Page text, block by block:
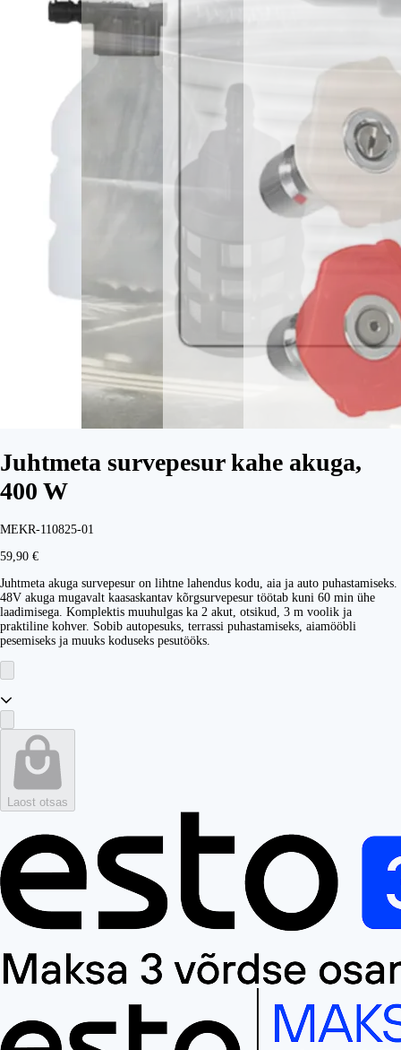
Juhtmeta survepesur kahe akuga,
400 W
MEKR-110825-01
59,90 €
Juhtmeta akuga survepesur on lihtne lahendus kodu, aia ja auto puhastamiseks.
48V akuga mugavalt kaasaskantav kõrgsurvepesur töötab kuni 60 min ühe
laadimisega. Komplektis muuhulgas ka 2 akut, otsikud, 3 m voolik ja
praktiline kohver. Sobib autopesuks, terrassi puhastamiseks, aiamööbli
pesemiseks ja muuks koduseks pesutööks.
Laost otsas